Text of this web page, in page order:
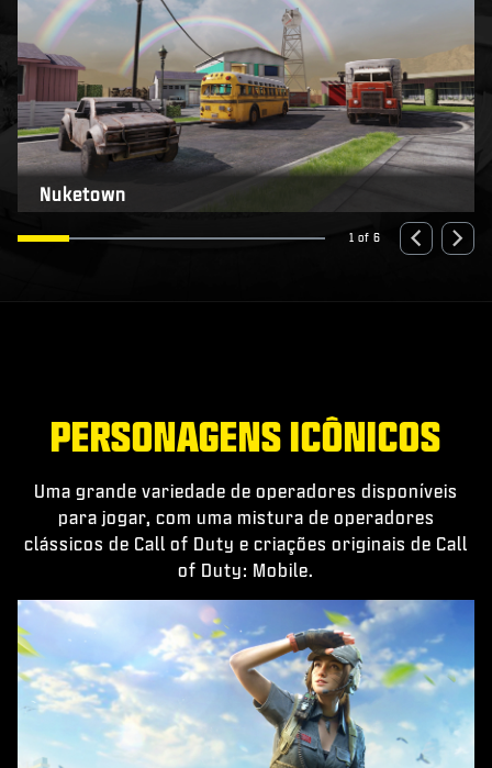
Nuketown
1 of 6
PERSONAGENS ICÔNICOS
Uma grande variedade de operadores disponíveis
para jogar, com uma mistura de operadores
clássicos de Call of Duty e criações originais de Call
of Duty: Mobile.